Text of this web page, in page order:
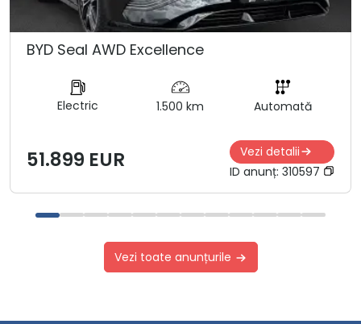
BYD Seal AWD Excellence
Electric 1.500 km Automată
51.899 EUR
Vezi detalii
ID anunț: 310597
Vezi toate anunțurile